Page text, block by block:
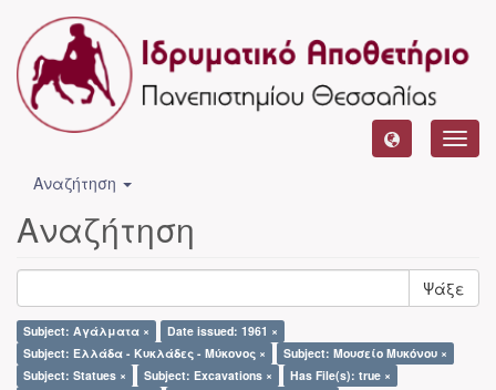
Αναζήτηση
Αναζήτηση
Ψάξε
Subject: Αγάλματα ×
Date issued: 1961 ×
Subject: Ελλάδα - Κυκλάδες - Μύκονος ×
Subject: Μουσείο Μυκόνου ×
Subject: Statues ×
Subject: Excavations ×
Has File(s): true ×